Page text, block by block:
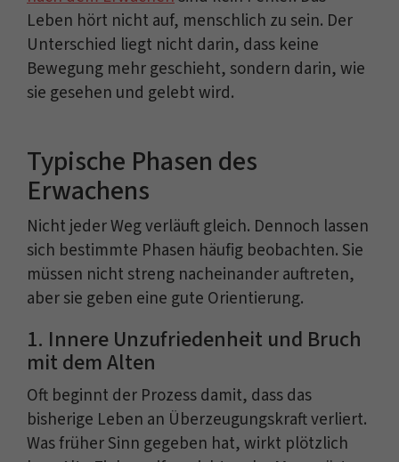
Leben hört nicht auf, menschlich zu sein. Der
Unterschied liegt nicht darin, dass keine
Bewegung mehr geschieht, sondern darin, wie
sie gesehen und gelebt wird.
Typische Phasen des
Erwachens
Nicht jeder Weg verläuft gleich. Dennoch lassen
sich bestimmte Phasen häufig beobachten. Sie
müssen nicht streng nacheinander auftreten,
aber sie geben eine gute Orientierung.
1. Innere Unzufriedenheit und Bruch
mit dem Alten
Oft beginnt der Prozess damit, dass das
bisherige Leben an Überzeugungskraft verliert.
Was früher Sinn gegeben hat, wirkt plötzlich